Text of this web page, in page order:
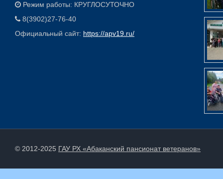
Режим работы: КРУГЛОСУТОЧНО
8(3902)27-76-40
Официальный сайт: https://apv19.ru/
© 2012-2025 ГАУ РХ «Абаканский пансионат ветеранов»